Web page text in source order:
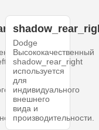
Dodge
Высококачественный
shadow_rear_right
используется
для
индивидуального
внешнего
вида и
производительности.